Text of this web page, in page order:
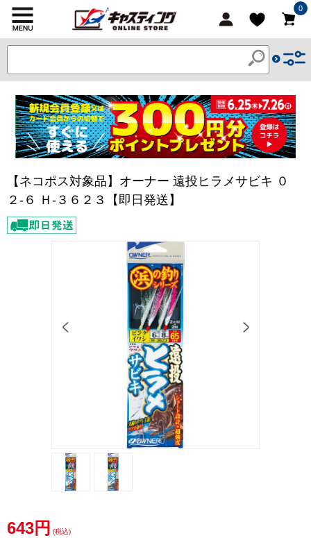
0
【ネコポス対象品】オーナー 遠投ヒラメサビキ ０
２-６ Ｈ-３６２３【即日発送】
643円 (税込)